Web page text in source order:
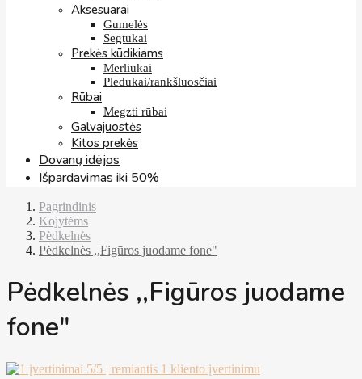
Aksesuarai
Gumelės
Segtukai
Prekės kūdikiams
Merliukai
Pledukai/rankšluosčiai
Rūbai
Megzti rūbai
Galvajuostės
Kitos prekės
Dovanų idėjos
Išpardavimas iki 50%
Pagrindinis
Kojytėms
Pėdkelnės
Pėdkelnės ,,Figūros juodame fone"
Pėdkelnės ,,Figūros juodame
fone"
5/5 | remiantis 1 kliento įvertinimu